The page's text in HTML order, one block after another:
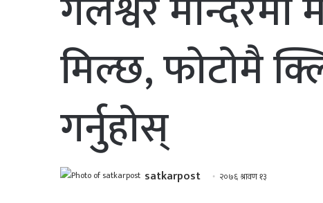
मिल्छ, फाेटाेमै
गर्नुहाेस्
satkarpost २०७६ श्रावण १३